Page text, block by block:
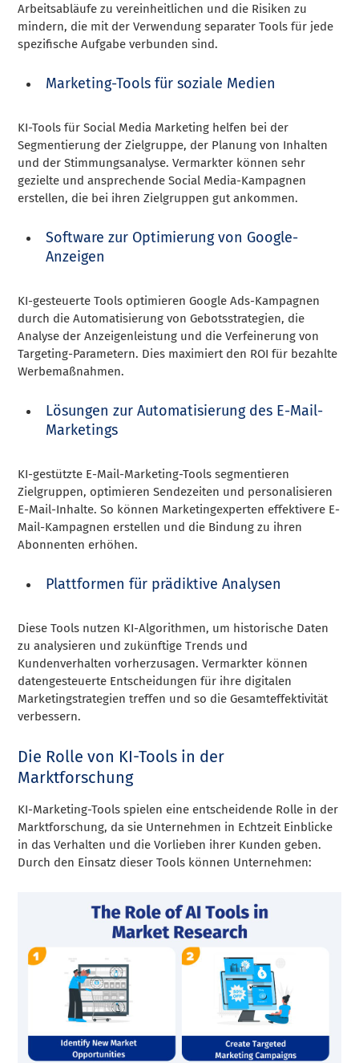
Arbeitsabläufe zu vereinheitlichen und die Risiken zu
mindern, die mit der Verwendung separater Tools für jede
spezifische Aufgabe verbunden sind.
Marketing-Tools für soziale Medien
KI-Tools für Social Media Marketing helfen bei der
Segmentierung der Zielgruppe, der Planung von Inhalten
und der Stimmungsanalyse. Vermarkter können sehr
gezielte und ansprechende Social Media-Kampagnen
erstellen, die bei ihren Zielgruppen gut ankommen.
Software zur Optimierung von Google-
Anzeigen
KI-gesteuerte Tools optimieren Google Ads-Kampagnen
durch die Automatisierung von Gebotsstrategien, die
Analyse der Anzeigenleistung und die Verfeinerung von
Targeting-Parametern. Dies maximiert den ROI für bezahlte
Werbemaßnahmen.
Lösungen zur Automatisierung des E-Mail-
Marketings
KI-gestützte E-Mail-Marketing-Tools segmentieren
Zielgruppen, optimieren Sendezeiten und personalisieren
E-Mail-Inhalte. So können Marketingexperten effektivere E-
Mail-Kampagnen erstellen und die Bindung zu ihren
Abonnenten erhöhen.
Plattformen für prädiktive Analysen
Diese Tools nutzen KI-Algorithmen, um historische Daten
zu analysieren und zukünftige Trends und
Kundenverhalten vorherzusagen. Vermarkter können
datengesteuerte Entscheidungen für ihre digitalen
Marketingstrategien treffen und so die Gesamteffektivität
verbessern.
Die Rolle von KI-Tools in der
Marktforschung
KI-Marketing-Tools spielen eine entscheidende Rolle in der
Marktforschung, da sie Unternehmen in Echtzeit Einblicke
in das Verhalten und die Vorlieben ihrer Kunden geben.
Durch den Einsatz dieser Tools können Unternehmen: